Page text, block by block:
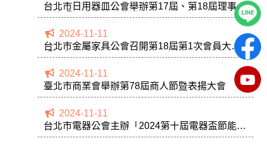
台北市日用器皿公會舉辦第17屆、第18屆理事長
交接暨理監事就職典禮
2024-11-11
台北市金屬家具公會召開第18屆第1次會員大會
暨選舉理監事
2024-11-11
臺北市商業會舉辦第78屆商人節暨表揚大會
2024-11-11
台北市電器公會主辦「2024第十屆電器盃節能公
益路跑」